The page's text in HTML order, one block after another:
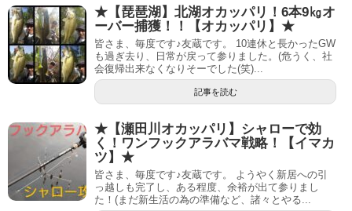
★【琵琶湖】北湖オカッパリ！6本9㎏オ
ーバー捕獲！！【オカッパリ】★
皆さま、毎度です♪友蔵です。 10連休と長かったGW
も過ぎ去り、日常が戻って参りました。(危うく、社
会復帰出来なくなりそーでした(笑)...
記事を読む
★【瀬田川オカッパリ】シャローで効
く！ワンフックアラバマ戦略！【イマカ
ツ】★
皆さま、毎度です♪友蔵です。 ようやく新居への引
っ越しも完了し、ある程度、余裕が出て参りまし
た！(まだ新生活の為の準備など、諸々とやる...